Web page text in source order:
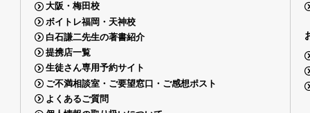
大阪・梅田校
ボイトレ福岡・天神校
白石謙二先生の著書紹介
提携店一覧
生徒さん専用予約サイト
ご不満相談室・ご要望窓口・ご感想ポスト
よくあるご質問